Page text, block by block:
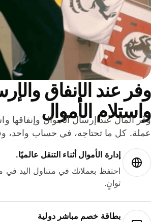
عند الإنفاق
الأموال
كل ما تحتاجه، في حساب واحد،
إدارة الأموال أثناء التنقل عالميًا.
احتفظ بعملاتك في متناول اليد في
ثوانٍ.
بطاقة خصم مباشر دولية